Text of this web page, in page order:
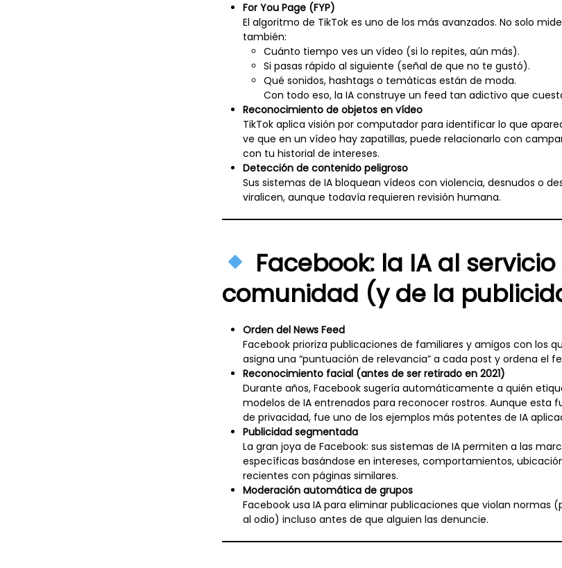
For You Page (FYP)
El algoritmo de TikTok es uno de los más avanzados. No solo
también:
Cuánto tiempo ves un vídeo (si lo repites, aún más).
Si pasas rápido al siguiente (señal de que no te gustó).
Qué sonidos, hashtags o temáticas están de moda.
Con todo eso, la IA construye un feed tan adictivo que
Reconocimiento de objetos en vídeo
TikTok aplica visión por computador para identificar lo que
ve que en un vídeo hay zapatillas, puede relacionarlo con
con tu historial de intereses.
Detección de contenido peligroso
Sus sistemas de IA bloquean vídeos con violencia, desnudos o
viralicen, aunque todavía requieren revisión humana.
Facebook: la IA al
comunidad (y de la
Orden del News Feed
Facebook prioriza publicaciones de familiares y amigos con los
asigna una “puntuación de relevancia” a cada post y ordena el
Reconocimiento facial (antes de ser retirado en 2021)
Durante años, Facebook sugería automáticamente a quién
modelos de IA entrenados para reconocer rostros. Aunque esta
de privacidad, fue uno de los ejemplos más potentes de IA
Publicidad segmentada
La gran joya de Facebook: sus sistemas de IA permiten a las
específicas basándose en intereses, comportamientos,
recientes con páginas similares.
Moderación automática de grupos
Facebook usa IA para eliminar publicaciones que violan normas
al odio) incluso antes de que alguien las denuncie.